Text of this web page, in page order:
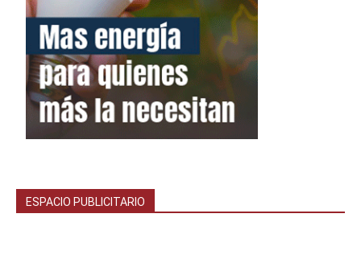
ESPACIO PUBLICITARIO